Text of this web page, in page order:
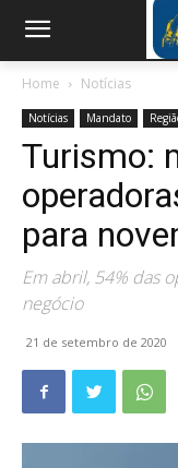
Home Notícias
Notícias Mandato
Turismo:
para
Em abril, 54% das
negócio
21 de setembro de 2020